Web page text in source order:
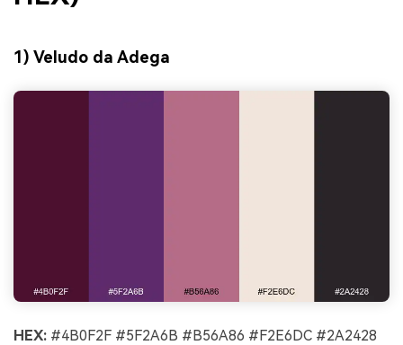
1) Veludo da Adega
HEX: #4B0F2F #5F2A6B #B56A86 #F2E6DC #2A2428